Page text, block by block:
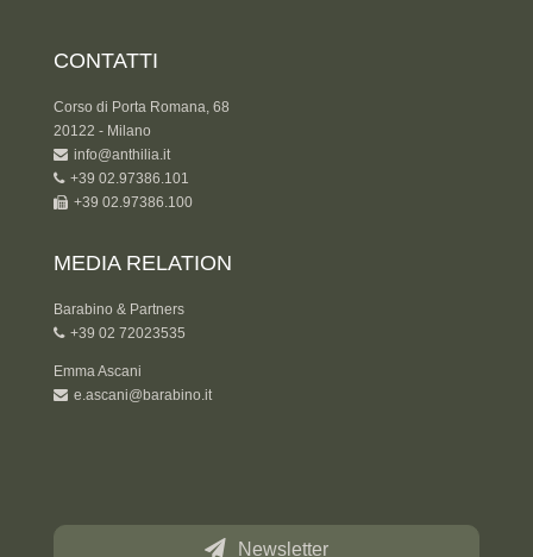
CONTATTI
Corso di Porta Romana, 68
20122 - Milano
info@anthilia.it
+39 02.97386.101
+39 02.97386.100
MEDIA RELATION
Barabino & Partners
+39 02 72023535
Emma Ascani
e.ascani@barabino.it
Newsletter